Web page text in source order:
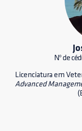
Nº de
Licenciatura em
Advanced